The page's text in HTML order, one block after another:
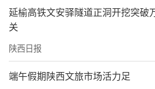
延榆高铁文安驿隧道正洞开挖突破
关
陕西日报
端午假期陕西文旅市场活力足